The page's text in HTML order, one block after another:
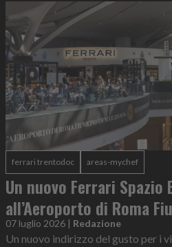
ferrari trentodoc areas-mychef
Un nuovo Ferrari Spazio
all’Aeroporto di Roma
07 luglio 2026 | Redazione
Un nuovo indirizzo del gusto per i